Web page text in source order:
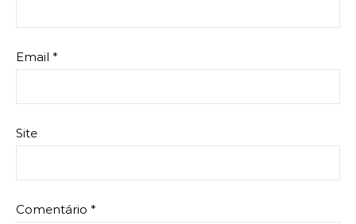
Email *
Site
Comentário *